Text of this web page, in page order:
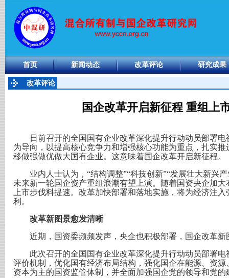
首页 新闻动态 改革评论 研究成果
改革评论
国企改革开启新征程 重组上
日前召开的全国国有企业改革深化提升行动动员部署电
为导向，以提高核心竞争力和增强核心功能为重点，扎实
移做强做优做大国有企业。这意味着国企改革开启新征程。
业内人士认为，“结构调整”“科技创新”“发展壮大新兴产
未来新一轮国企资产重组浪潮有望上演。随着国资央企加
上市步伐料提速。改革加快部署和落地实施，将为经济注
利。
改革新图景愈发清晰
近期，国资委频频发声，央企也积极部署，国企改革新
此次召开的全国国有企业改革深化提升行动动员部署电
评价机制，优化国有经济布局结构，强化国企在能源、资
资本为主的国资监管体制，并全面加强国企党的领导和党的